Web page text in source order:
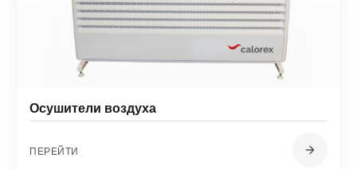
Осушители воздуха
ПЕРЕЙТИ